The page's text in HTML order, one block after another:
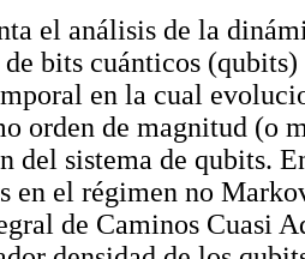
el análisis de la
bits cuánticos
en la cual
orden de magnitud (o
del sistema de qubits.
en el régimen no
de Caminos Cuasi